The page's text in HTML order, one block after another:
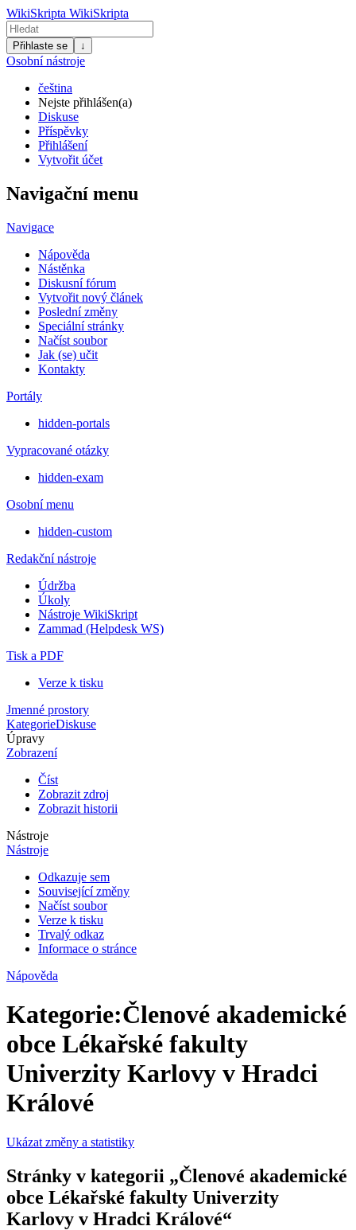
WikiSkripta WikiSkripta
Přihlaste se ↓
Osobní nástroje
čeština
Nejste přihlášen(a)
Diskuse
Příspěvky
Přihlášení
Vytvořit účet
Navigační menu
Navigace
Nápověda
Nástěnka
Diskusní fórum
Vytvořit nový článek
Poslední změny
Speciální stránky
Načíst soubor
Jak (se) učit
Kontakty
Portály
hidden-portals
Vypracované otázky
hidden-exam
Osobní menu
hidden-custom
Redakční nástroje
Údržba
Úkoly
Nástroje WikiSkript
Zammad (Helpdesk WS)
Tisk a PDF
Verze k tisku
Jmenné prostory
KategorieDiskuse
Úpravy
Zobrazení
Číst
Zobrazit zdroj
Zobrazit historii
Nástroje
Nástroje
Odkazuje sem
Související změny
Načíst soubor
Verze k tisku
Trvalý odkaz
Informace o stránce
Nápověda
Kategorie:Členové akademické
obce Lékařské fakulty
Univerzity Karlovy v Hradci
Králové
Ukázat změny a statistiky
Stránky v kategorii „Členové akademické
obce Lékařské fakulty Univerzity
Karlovy v Hradci Králové“